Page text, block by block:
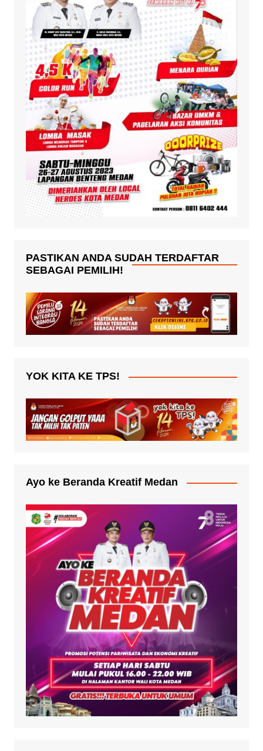
PASTIKAN ANDA SUDAH TERDAFTAR
SEBAGAI PEMILIH!
YOK KITA KE TPS!
Ayo ke Beranda Kreatif Medan